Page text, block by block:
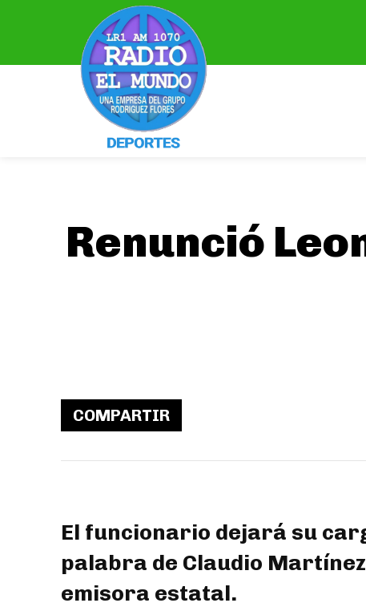
Renunció
COMPARTIR
El funcionario dejará su
palabra de Claudio
emisora estatal.